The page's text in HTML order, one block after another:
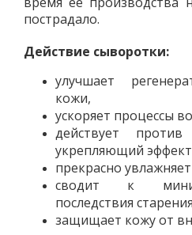
пострадало.
Действие сыворотки:
улучшает
кожи,
ускоряет процессы
действует
укрепляющий
прекрасно
сводит к
последствия
защищает кожу от